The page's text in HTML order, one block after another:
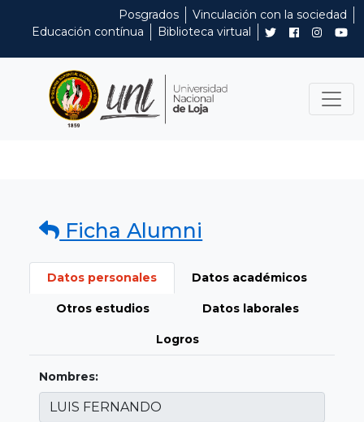
Posgrados
Vinculación con la sociedad
Educación contínua
Biblioteca virtual
Ficha Alumni
Datos personales Datos académicos
Otros estudios Datos laborales
Logros
Nombres: